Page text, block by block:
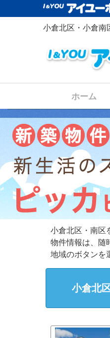
小倉北区・小倉南
ホーム
小倉北区・南区
物件情報は、随
地域のボタンを
小倉北